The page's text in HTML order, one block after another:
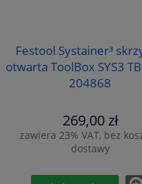
Festool Systainer³
otwarta ToolBox SYS3
204868
269,00 zł
zawiera 23% VAT, bez
dostawy